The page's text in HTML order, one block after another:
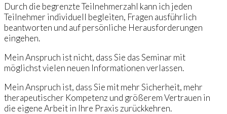
Durch die begrenzte Teilnehmerzahl kann ich jeden
Teilnehmer individuell begleiten, Fragen ausführlich
beantworten und auf persönliche Herausforderungen
eingehen.
Mein Anspruch ist nicht, dass Sie das Seminar mit
möglichst vielen neuen Informationen verlassen.
Mein Anspruch ist, dass Sie mit mehr Sicherheit, mehr
therapeutischer Kompetenz und größerem Vertrauen in
die eigene Arbeit in Ihre Praxis zurückkehren.